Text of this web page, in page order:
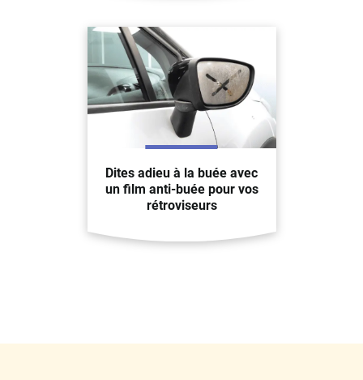
Dites adieu à la buée avec
un film anti-buée pour vos
rétroviseurs